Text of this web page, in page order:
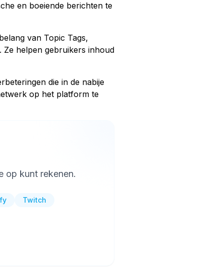
en boeiende berichten te
van Topic Tags,
helpen gebruikers inhoud
die in de nabije
op het platform te
op kunt rekenen.
Twitch